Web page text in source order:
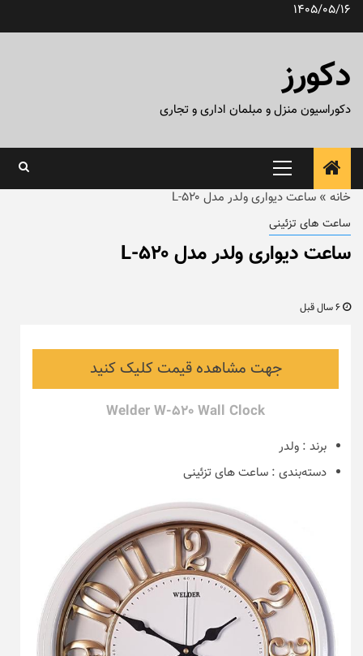
پرش1405/05/16
دکورز
دکوراسیون منزل و مبلمان اداری و تجاری
منوی
اصلی
خانه » ساعت دیواری ولدر مدل ۵۲۰-L
ساعت های تزئینی
ساعت دیواری ولدر مدل ۵۲۰-L
جهت مشاهده قیمت کلیک کنید
Welder W-520 Wall Clock
برند : ولدر
دسته‌بندی : ساعت های تزئینی